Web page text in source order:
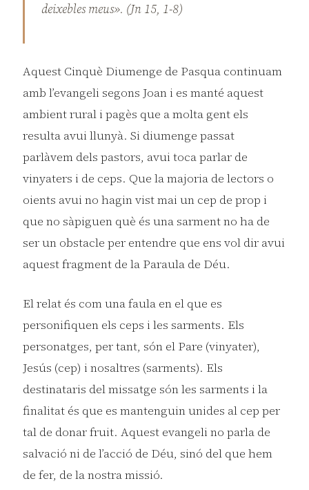
deixebles meus». (Jn 15, 1-8)
Aquest Cinquè Diumenge de Pasqua continuam
amb l’evangeli segons Joan i es manté aquest
ambient rural i pagès que a molta gent els
resulta avui llunyà. Si diumenge passat
parlàvem dels pastors, avui toca parlar de
vinyaters i de ceps. Que la majoria de lectors o
oients avui no hagin vist mai un cep de prop i
que no sàpiguen què és una sarment no ha de
ser un obstacle per entendre que ens vol dir avui
aquest fragment de la Paraula de Déu.
El relat és com una faula en el que es
personifiquen els ceps i les sarments. Els
personatges, per tant, són el Pare (vinyater),
Jesús (cep) i nosaltres (sarments). Els
destinataris del missatge són les sarments i la
finalitat és que es mantenguin unides al cep per
tal de donar fruit. Aquest evangeli no parla de
salvació ni de l’acció de Déu, sinó del que hem
de fer, de la nostra missió.